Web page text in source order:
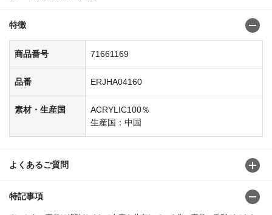
特徴
商品番号 71661169
品番 ERJHA04160
素材・生産国
ACRYLIC100％
生産国：中国
よくあるご質問
特記事項